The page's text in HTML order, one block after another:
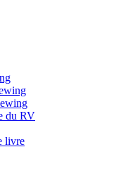
du RV
livre